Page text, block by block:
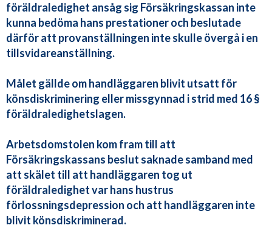
föräldraledighet ansåg sig Försäkringskassan inte
kunna bedöma hans prestationer och beslutade
därför att provanställningen inte skulle övergå i en
tillsvidareanställning.
Målet gällde om handläggaren blivit utsatt för
könsdiskriminering eller missgynnad i strid med 16 §
föräldraledighetslagen.
Arbetsdomstolen kom fram till att
Försäkringskassans beslut saknade samband med
att skälet till att handläggaren tog ut
föräldraledighet var hans hustrus
förlossningsdepression och att handläggaren inte
blivit könsdiskriminerad.